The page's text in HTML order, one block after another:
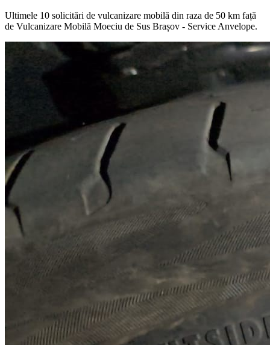
Ultimele 10 solicitări de vulcanizare mobilă din raza de 50 km față
de Vulcanizare Mobilă Moeciu de Sus Brașov - Service Anvelope.